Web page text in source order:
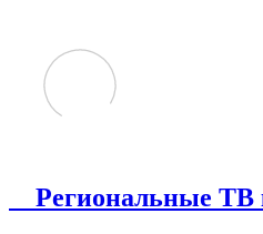
Региональные ТВ